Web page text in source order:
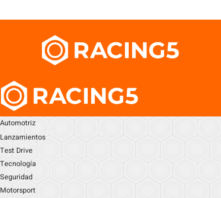
Automotriz
Lanzamientos
Test Drive
Tecnología
Seguridad
Motorsport